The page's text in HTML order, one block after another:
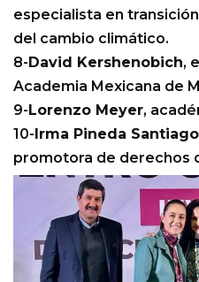
especialista en
del cambio climático.
8-David Kershenobich,
Academia Mexicana de
9-Lorenzo Meyer,
10-Irma Pineda Santiago
promotora de derechos